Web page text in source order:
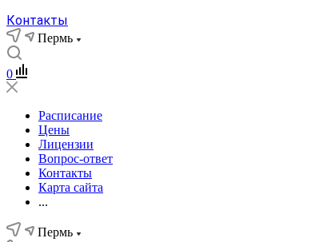
Контакты
Пермь
0
Расписание
Цены
Лицензии
Вопрос-ответ
Контакты
Карта сайта
...
Пермь